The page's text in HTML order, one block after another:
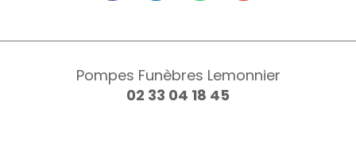
Pompes Funèbres Lemonnier
02 33 04 18 45